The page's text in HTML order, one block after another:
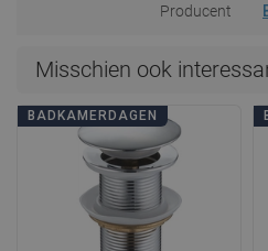
Producent
Misschien ook
BADKAMERDAGEN